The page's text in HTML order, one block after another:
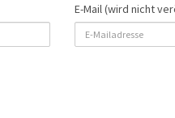
E-Mail (wird nicht